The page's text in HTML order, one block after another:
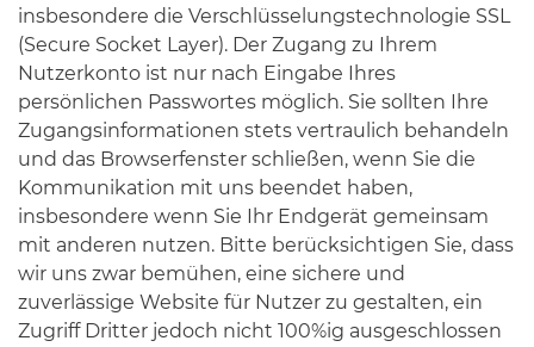
insbesondere die Verschlüsselungstechnologie SSL
(Secure Socket Layer). Der Zugang zu Ihrem
Nutzerkonto ist nur nach Eingabe Ihres
persönlichen Passwortes möglich. Sie sollten Ihre
Zugangsinformationen stets vertraulich behandeln
und das Browserfenster schließen, wenn Sie die
Kommunikation mit uns beendet haben,
insbesondere wenn Sie Ihr Endgerät gemeinsam
mit anderen nutzen. Bitte berücksichtigen Sie, dass
wir uns zwar bemühen, eine sichere und
zuverlässige Website für Nutzer zu gestalten, ein
Zugriff Dritter jedoch nicht 100%ig ausgeschlossen